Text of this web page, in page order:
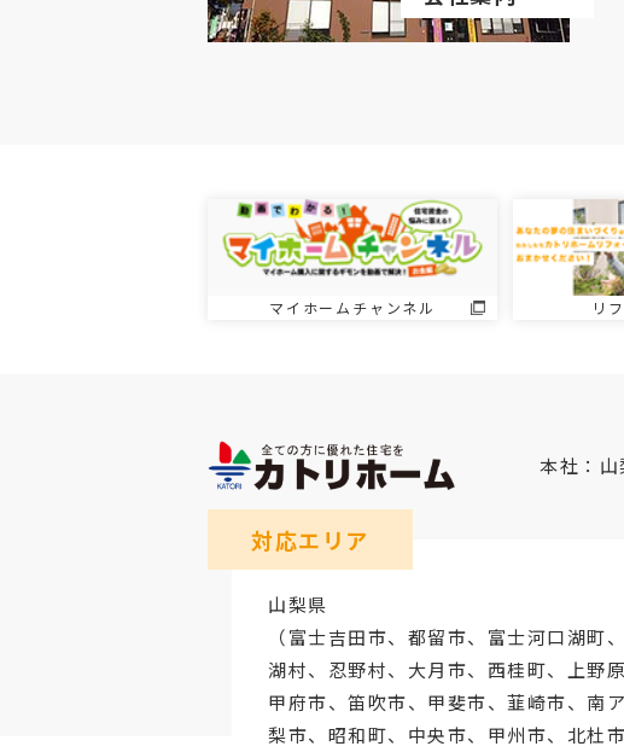
マイホームチャンネル リ
本社：
対応エリア
山梨県
（富士吉田市、 都留市、 富士河口湖町
湖村、忍野村、 大月市、西桂町、上野
甲府市、笛吹市、甲斐市、韮崎市、南
梨市、昭和町、中央市、甲州市、北杜市